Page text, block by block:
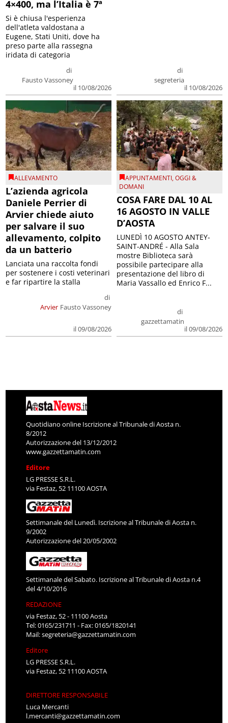
4×400, ma l’Italia è 7ª
di
Fausto Vassoney
il 10/08/2026
Si è chiusa l'esperienza
dell'atleta valdostana a
Eugene, Stati Uniti, dove ha
preso parte alla rassegna
iridata di categoria
di
segreteria
il 10/08/2026
ALLEVAMENTO
L’azienda agricola
Daniele Perrier di
Arvier chiede aiuto
per salvare il suo
allevamento, colpito
da un batterio
Arvier
di
Fausto Vassoney
il 09/08/2026
Lanciata una raccolta fondi
per sostenere i costi veterinari
e far ripartire la stalla
APPUNTAMENTI,OGGI &
DOMANI
COSA FARE DAL 10 AL
16 AGOSTO IN VALLE
D’AOSTA
di
gazzettamatin
il 09/08/2026
LUNEDÌ 10 AGOSTO ANTEY-
SAINT-ANDRÉ - Alla Sala
mostre Biblioteca sarà
possibile partecipare alla
presentazione del libro di
Maria Vassallo ed Enrico F...
Quotidiano online Iscrizione al Tribunale di Aosta n.
8/2012
Autorizzazione del 13/12/2012
www.gazzettamatin.com
Editore
LG PRESSE S.R.L.
via Festaz, 52 11100 AOSTA
Settimanale del Lunedì. Iscrizione al Tribunale di Aosta n.
9/2002
Autorizzazione del 20/05/2002
Settimanale del Sabato. Iscrizione al Tribunale di Aosta n.4
del 4/10/2016
REDAZIONE
via Festaz, 52 - 11100 Aosta
Tel: 0165/231711 - Fax: 0165/1820141
Mail:segreteria@gazzettamatin.com
Editore
LG PRESSE S.R.L.
via Festaz, 52 11100 AOSTA
DIRETTORE RESPONSABILE
Luca Mercanti
l.mercanti@gazzettamatin.com